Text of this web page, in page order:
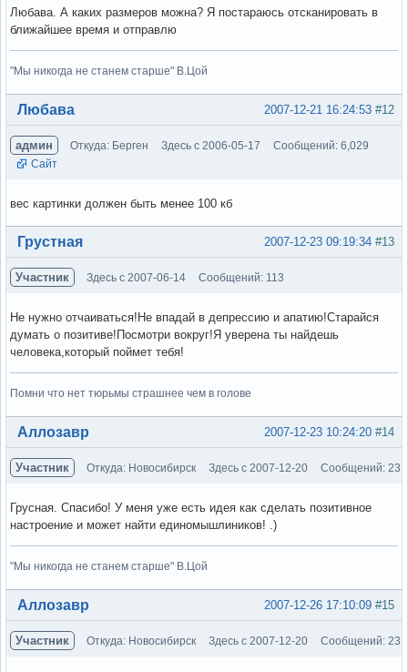
Любава. А каких размеров можна? Я постараюсь отсканировать в
ближайшее время и отправлю
"Мы никогда не станем старше" В.Цой
Вне форума #12
2007-12-21 16:24:53
Любава
админ Откуда: Берген Здесь с 2006-05-17
Сообщений: 6,029
Сайт
вес картинки должен быть менее 100 кб
Вне форума #13
2007-12-23 09:19:34
Грустная
Участник Здесь с 2007-06-14 Сообщений: 113
Не нужно отчаиваться!Не впадай в депрессию и апатию!Старайся
думать о позитиве!Посмотри вокруг!Я уверена ты найдешь
человека,который поймет тебя!
Помни что нет тюрьмы страшнее чем в голове
Вне форума #14
2007-12-23 10:24:20
Аллозавр
Участник Откуда: Новосибирск Здесь с 2007-12-20 Сообщений: 23
Грусная. Спасибо! У меня уже есть идея как сделать позитивное
настроение и может найти единомышлиников! .)
"Мы никогда не станем старше" В.Цой
Вне форума #15
2007-12-26 17:10:09
Аллозавр
Участник Откуда: Новосибирск Здесь с 2007-12-20 Сообщений: 23